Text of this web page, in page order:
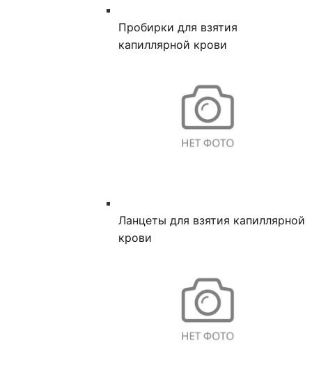
Пробирки для взятия
капиллярной крови
Ланцеты для взятия капиллярной
крови